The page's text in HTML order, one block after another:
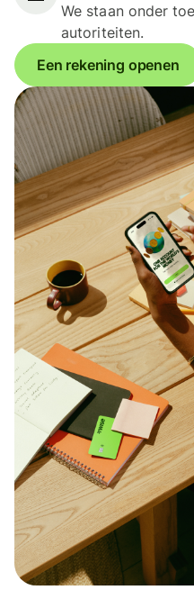
We staan onder
autoriteiten.
Een rekening openen